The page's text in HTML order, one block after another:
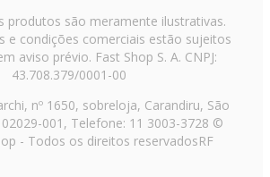
produtos são meramente ilustrativas.
e condições comerciais estão sujeitos
aviso prévio. Fast Shop S. A. CNPJ:
43.708.379/0001-00
nº 1650, sobreloja, Carandiru, São
02029-001, Telefone: 11 3003-3728 ©
- Todos os direitos reservadosRF